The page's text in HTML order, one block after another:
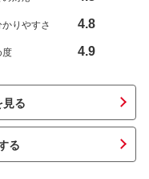
りやすさ 4.8
度 4.9
見る
る